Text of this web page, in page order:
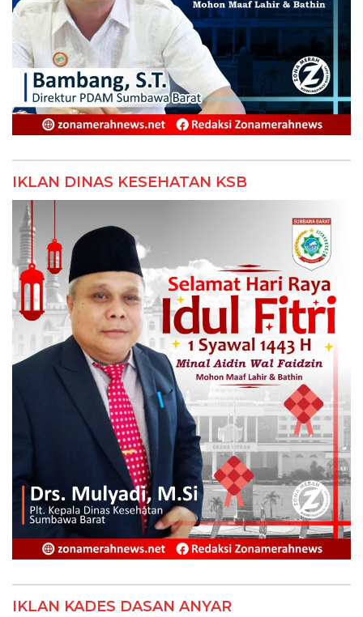
IKLAN DINAS KESEHATAN KSB
IKLAN KADES DASAN ANYAR